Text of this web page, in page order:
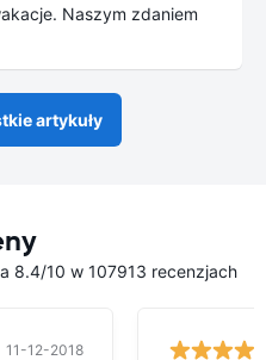
Naszym zdaniem
artykuły
8.4/10 w 107913 recenzjach
11-12-2018